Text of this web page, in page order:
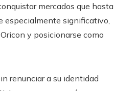
mercados que hasta
especialmente significativo,
y posicionarse como
renunciar a su identidad